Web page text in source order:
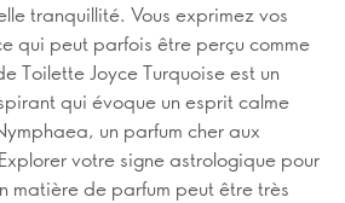
tranquillité. Vous exprimez vos
qui peut parfois être perçu comme
Toilette Joyce Turquoise est un
qui évoque un esprit calme
un parfum cher aux
votre signe astrologique pour
matière de parfum peut être très